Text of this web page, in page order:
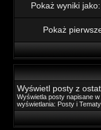
Pokaż wyniki jako:
Pokaż
Wyświetl posty z
Wyświetla posty napisane
wyświetlania: Posty i Tematy